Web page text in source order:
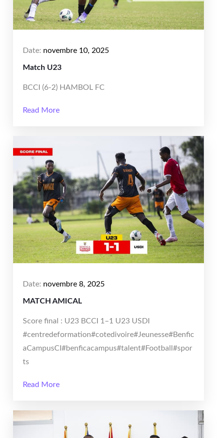
Date: novembre 10, 2025
Match U23
BCCI (6-2) HAMBOL FC
Read More
Date: novembre 8, 2025
MATCH AMICAL
Score final : U23 BCCI 1–1 U23 USDI
#centredeformation#cotedivoire#Jeunesse#Benfic
aCampusCI#benficacampus#talent#Football#spor
ts
Read More